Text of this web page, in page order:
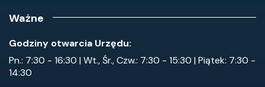
Ważne
Godziny otwarcia Urzędu:
Pn.: 7:30 - 16:30 | Wt., Śr., Czw.: 7:30 - 15:30 | Piątek: 7:30 -
14:30